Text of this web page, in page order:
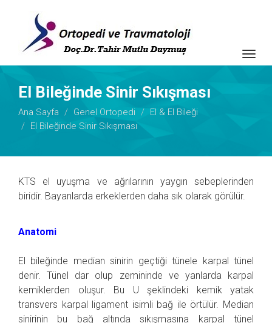
El Bileğinde Sinir Sıkışması
Ana Sayfa Genel Ortopedi
El & El Bileği
El Bileğinde Sinir Sıkışması
KTS el uyuşma ve ağrılarının yaygın sebeplerinden
biridir. Bayanlarda erkeklerden daha sık olarak görülür.
Anatomi
El bileğinde median sinirin geçtiği tünele karpal tünel
denir. Tünel dar olup zemininde ve yanlarda karpal
kemiklerden oluşur. Bu U şeklindeki kemik yatak
transvers karpal ligament isimli bağ ile örtülür. Median
sinirinin bu bağ altında sıkışmasına karpal tünel